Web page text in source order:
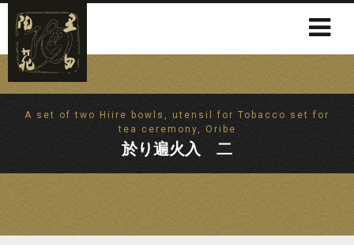
A set of two Hiire bowls, utensil for Tobacco set for
tea ceremony, Oribe
於り遍火入 二